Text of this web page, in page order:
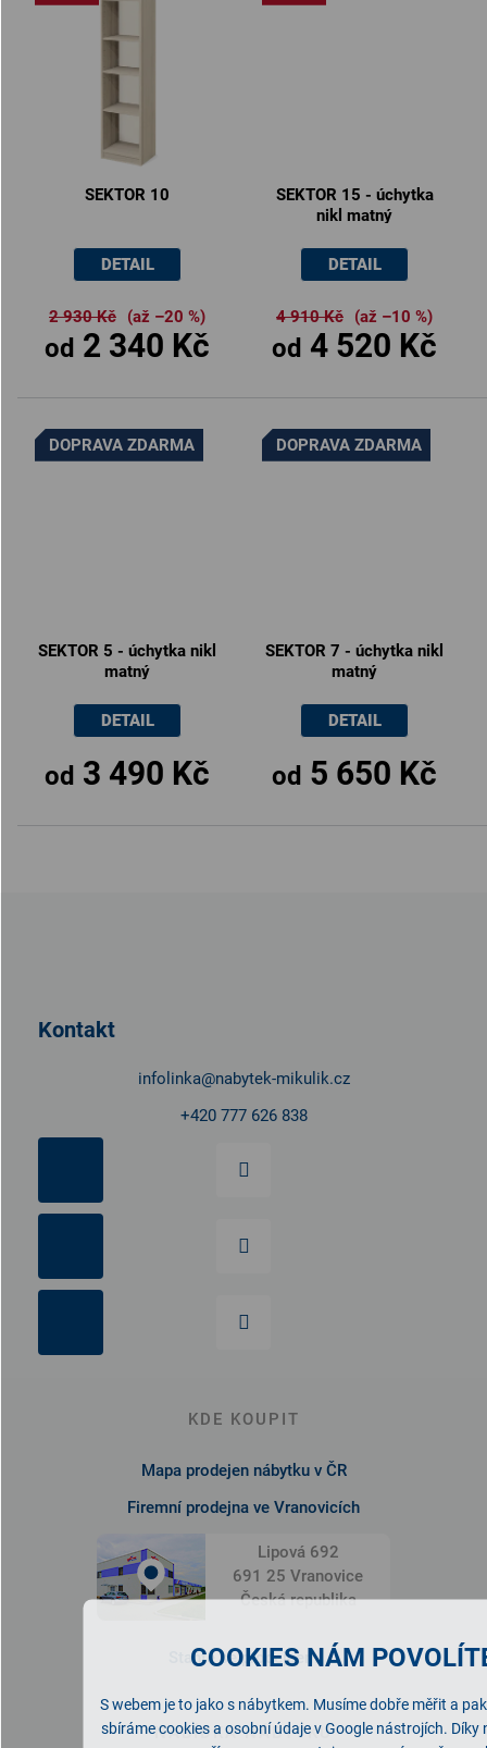
COOKIES NÁM
S webem je to jako s nábytkem. Musíme dobře měřit a
sbíráme cookies a osobní údaje v Google nástrojích. Díky
SEKTOR 10
od 2 340 Kč
2 930 Kč (až –20 %)
DETAIL
SEKTOR 15 - úchytka
nikl matný
od 4 520 Kč
4 910 Kč (až –10 %)
DETAIL
DOPRAVA ZDARMA
SEKTOR 5 - úchytka nikl
matný
od 3 490 Kč
DETAIL
DOPRAVA ZDARMA
SEKTOR 7 - úchytka nikl
matný
od 5 650 Kč
DETAIL
Kontakt
infolinka@nabytek-mikulik.cz
+420 777 626 838
KDE KOUPIT
Mapa prodejen nábytku v ČR
Firemní prodejna ve Vranovicích
Lipová 692
691 25 Vranovice
Česká republika
Staňte se prodejcem
NABÍDKA NÁBYTKU